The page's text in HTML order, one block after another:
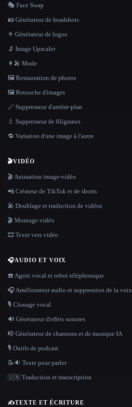
🎭 Face Swap
🪪 Générateur de headshots
⚜️ Générateur de logos
🔬 Image Upscaler
👩‍🎤 Mode
🖼️ Restauration de photos
🖼️ Retouche d'images
🪄 Suppresseur d'arrière-plan
💧 Suppresseur de filigranes
🔁 Variation d'une image à l'autre
🎬VIDÉO
🎬 Animation image-vidéo
📲 Créateur de TikTok et de shorts
🎤 Doublage et traduction de vidéos
🎬 Montage vidéo
🎞️ Texte vers vidéo
🎧AUDIO ET VOIX
☎️ Agent vocal et robot téléphonique
🎧 Améliorateur audio et suppression de la voix
🎙️ Clonage vocal
🔊 Générateur d'effets sonores
🎼 Générateur de chansons et de musique IA
🎙️ Outils de podcast
📝🔉 Texte pour parler
🇺🇳 Traduction et transcription
✍️TEXTE ET ÉCRITURE